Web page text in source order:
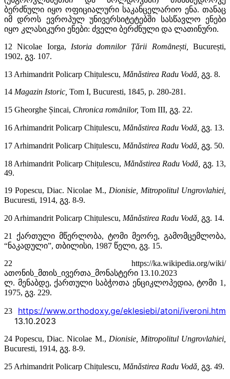
ბერძნული იყო ოფიციალური საკანცელარიო ენა. თანაც
იმ დროს ევროპულ უნივერსიტეტებში სასწავლო ენები
იყო კლასიკური ენები: ძველი ბერძნული და ლათინური.
12 Nicolae Iorga, Istoria domnilor Țǎrii Romȃnești,București,
1902, გვ. 107.
13 Arhimandrit Policarp Chițulescu, Mǎnǎstirea Radu Vodǎ, გვ. 8.
14 Magazin Istoric, Tom I, Bucuresti, 1845, p. 280-281.
15 Gheorghe Șincai, Chronica romȃnilor, Tom III, გვ. 22.
16 Arhimandrit Policarp Chițulescu, Mǎnǎstirea Radu Vodǎ, გვ. 13.
17 Arhimandrit Policarp Chițulescu, Mǎnǎstirea Radu Vodǎ, გვ. 50.
18 Arhimandrit Policarp Chițulescu, Mǎnǎstirea Radu Vodǎ, გვ. 13,
49.
19 Popescu, Diac. Nicolae M., Dionisie, Mitropolitul Ungrovlahiei,
Bucuresti, 1914, გვ. 8-9.
20 Arhimandrit Policarp Chițulescu, Mǎnǎstirea Radu Vodǎ, გვ. 14.
21 ქართული მწერლობა, ტომი მეორე, გამომცემლობა,
“ნაკადული”, თბილისი, 1987 წელი, გვ. 15.
22 https://ka.wikipedia.org/wiki/
ათონის_მთის_ივერთა_მონასტერი 13.10.2023
ლ. მენაბდე, ქართული საბჭოთა ენციკლოპედია, ტომი 1,
1975, გვ. 229.
23 https://www.orthodoxy.ge/eklesiebi/atoni/iveroni.htm
13.10.2023
24 Popescu, Diac. Nicolae M., Dionisie, Mitropolitul Ungrovlahiei,
Bucuresti, 1914, გვ. 8-9.
25 Arhimandrit Policarp Chițulescu, Mǎnǎstirea Radu Vodǎ, გვ. 49.